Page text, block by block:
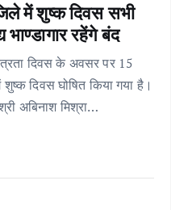
में शुष्क दिवस सभी
भाण्डागार रहेंगे बंद
दिवस के अवसर पर 15
दिवस घोषित किया गया है।
अबिनाश मिश्रा…